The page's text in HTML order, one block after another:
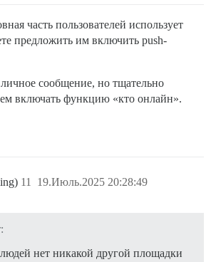
часть пользователей использует
предложить им включить push-
сообщение, но тщательно
включать функцию «кто онлайн».
19.Июль.2025 20:28:49
11
нет никакой другой площадки